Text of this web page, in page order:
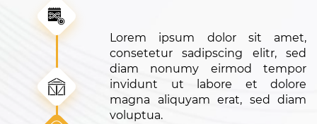
elitr, sed
tempor
et dolore
erat, sed diam